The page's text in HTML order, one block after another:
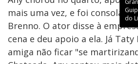
do
mais uma vez, e foi consolada
Brenno. O ator disse à
cena e deu apoio a ela. Já
amiga não ficar "se